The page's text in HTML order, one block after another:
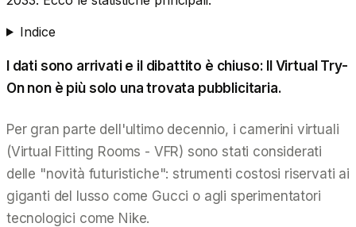
Indice
I dati sono arrivati e il dibattito è chiuso: Il Virtual Try-
On non è più solo una trovata pubblicitaria.
Per gran parte dell'ultimo decennio, i camerini virtuali
(Virtual Fitting Rooms - VFR) sono stati considerati
delle "novità futuristiche": strumenti costosi riservati ai
giganti del lusso come Gucci o agli sperimentatori
tecnologici come Nike.